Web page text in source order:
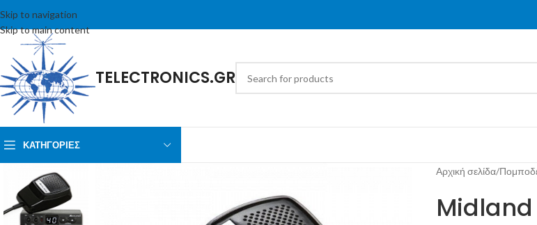
Skip to navigation
Skip to main content
TELECTRONICS.GR
ΚΑΤΗΓΟΡΙΕΣ
Αρχική σελίδα/
Midland